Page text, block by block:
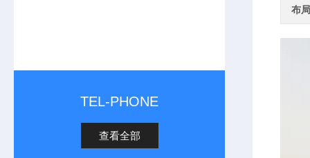
TEL-PHONE
查看全部
布